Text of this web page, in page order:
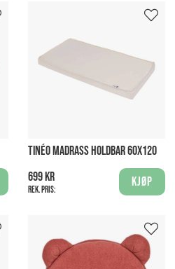
TINÉO MADRASS HOLDBAR 60X120
699 kr
Rek. pris:
Kjøp